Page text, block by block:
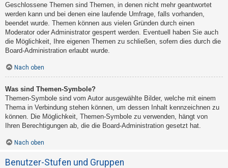
Geschlossene Themen sind Themen, in denen nicht mehr geantwortet
werden kann und bei denen eine laufende Umfrage, falls vorhanden,
beendet wurde. Themen können aus vielen Gründen durch einen
Moderator oder Administrator gesperrt werden. Eventuell haben Sie auch
die Möglichkeit, Ihre eigenen Themen zu schließen, sofern dies durch die
Board-Administration erlaubt wurde.
Nach oben
Was sind Themen-Symbole?
Themen-Symbole sind vom Autor ausgewählte Bilder, welche mit einem
Thema in Verbindung stehen können, um dessen Inhalt kennzeichnen zu
können. Die Möglichkeit, Themen-Symbole zu verwenden, hängt von
Ihren Berechtigungen ab, die die Board-Administration gesetzt hat.
Nach oben
Benutzer-Stufen und Gruppen